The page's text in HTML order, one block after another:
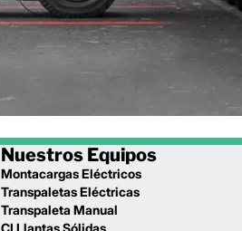
Nuestros Equipos
Montacargas Eléctricos
Transpaletas Eléctricas
Transpaleta Manual